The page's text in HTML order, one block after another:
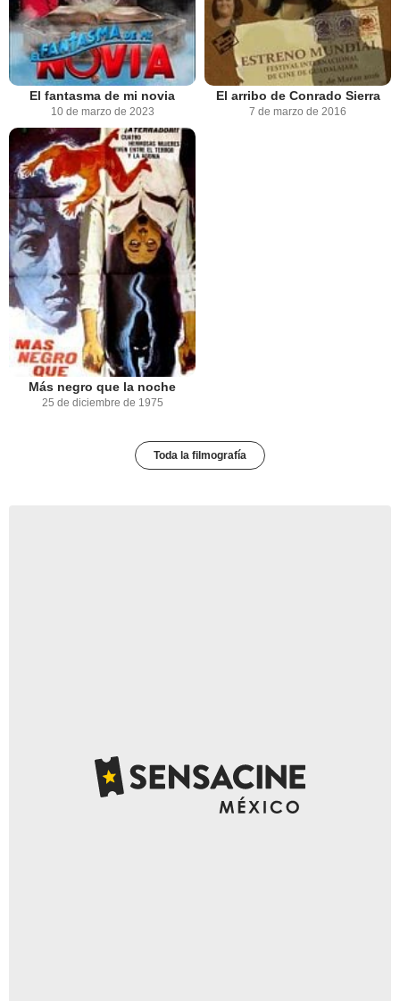
El fantasma de mi novia
10 de marzo de 2023
El arribo de Conrado Sierra
7 de marzo de 2016
Más negro que la noche
25 de diciembre de 1975
Toda la filmografía